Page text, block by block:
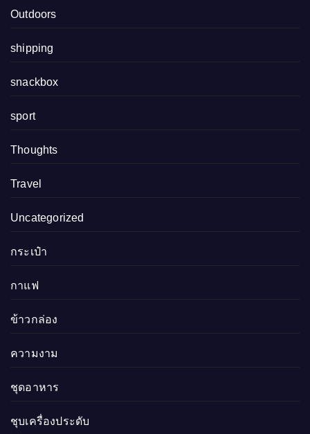
Outdoors
shipping
snackbox
sport
Thoughts
Travel
Uncategorized
กระเป๋า
กาแฟ
ข้าวกล่อง
ความงาม
ชุดอาหาร
ชุบเครื่องประดับ